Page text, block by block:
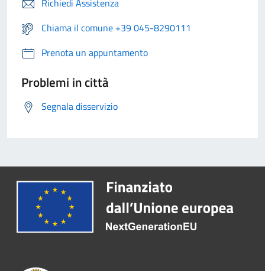
Richiedi Assistenza
Chiama il comune +39 045-8290111
Prenota un appuntamento
Problemi in città
Segnala disservizio